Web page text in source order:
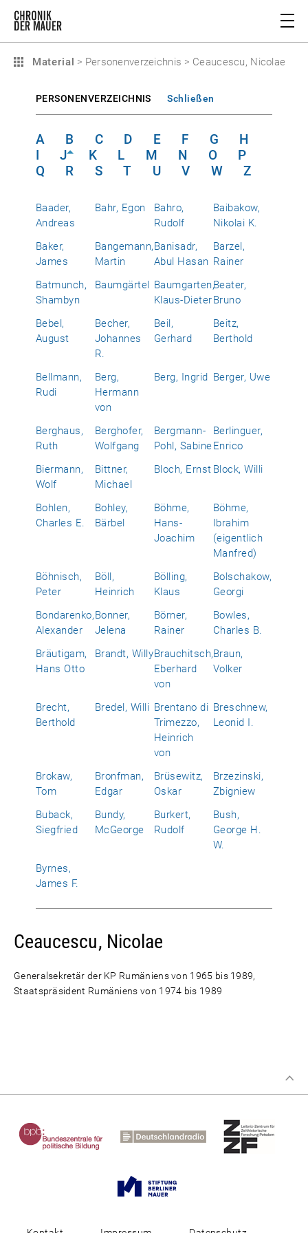
Material > Personenverzeichnis > Ceaucescu, Nicolae
PERSONENVERZEICHNIS Schließen
A B C D E F G
H
I
J K L M N O
P
Q
R S T U V W Z
Baader,
Andreas
Bahr, Egon
Bahro,
Rudolf
Baibakow,
Nikolai K.
Baker,
James
Bangemann,
Martin
Banisadr,
Abul Hasan
Barzel,
Rainer
Batmunch,
Shambyn
Baumgärtel Baumgarten,
Klaus-Dieter
Beater,
Bruno
Bebel,
August
Becher,
Johannes
R.
Beil,
Gerhard
Beitz,
Berthold
Bellmann,
Rudi
Berg,
Hermann
von
Berg, Ingrid Berger, Uwe
Berghaus,
Ruth
Berghofer,
Wolfgang
Bergmann-
Pohl, Sabine
Berlinguer,
Enrico
Biermann,
Wolf
Bittner,
Michael
Bloch, Ernst Block, Willi
Bohlen,
Charles E.
Bohley,
Bärbel
Böhme,
Hans-
Joachim
Böhme,
Ibrahim
(eigentlich
Manfred)
Böhnisch,
Peter
Böll,
Heinrich
Bölling,
Klaus
Bolschakow,
Georgi
Bondarenko,
Alexander
Bonner,
Jelena
Börner,
Rainer
Bowles,
Charles B.
Bräutigam,
Hans Otto
Brandt, WillyBrauchitsch,
Eberhard
von
Braun,
Volker
Brecht,
Berthold
Bredel, Willi Brentano di
Trimezzo,
Heinrich
von
Breschnew,
Leonid I.
Brokaw,
Tom
Bronfman,
Edgar
Brüsewitz,
Oskar
Brzezinski,
Zbigniew
Buback,
Siegfried
Bundy,
McGeorge
Burkert,
Rudolf
Bush,
George H.
W.
Byrnes,
James F.
Ceaucescu, Nicolae
Generalsekretär der KP Rumäniens von 1965 bis 1989,
Staatspräsident Rumäniens von 1974 bis 1989